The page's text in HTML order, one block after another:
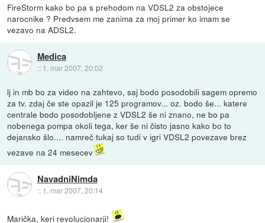
FireStorm kako bo pa s prehodom na VDSL2 za obstojece
narocnike ? Predvsem me zanima za moj primer ko imam se
vezavo na ADSL2.
Medica
:: 1. mar 2007, 20:02
lj in mb bo za video na zahtevo, saj bodo posodobili sagem opremo
za tv. zdaj če ste opazil je 125 programov... oz. bodo še... katere
centrale bodo posodobljene z VDSL2 še ni znano, ne bo pa
nobenega pompa okoli tega, ker še ni čisto jasno kako bo to
dejansko šlo.... namreč tukaj so tudi v igri VDSL2 povezave brez
vezave na 24 mesecev
NavadniNimda
:: 1. mar 2007, 20:14
Marička, keri revolucionarji!